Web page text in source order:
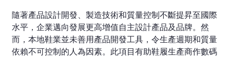
隨著產品設計開發、製造技術和質量控制不斷提昇至國際
水平，企業邁向發展更高增值自主設計產品及品牌。然
而，本地鞋業並未善用產品開發工具，令生產週期和質量
依賴不可控制的人為因素。此項目有助鞋履生產商作數碼